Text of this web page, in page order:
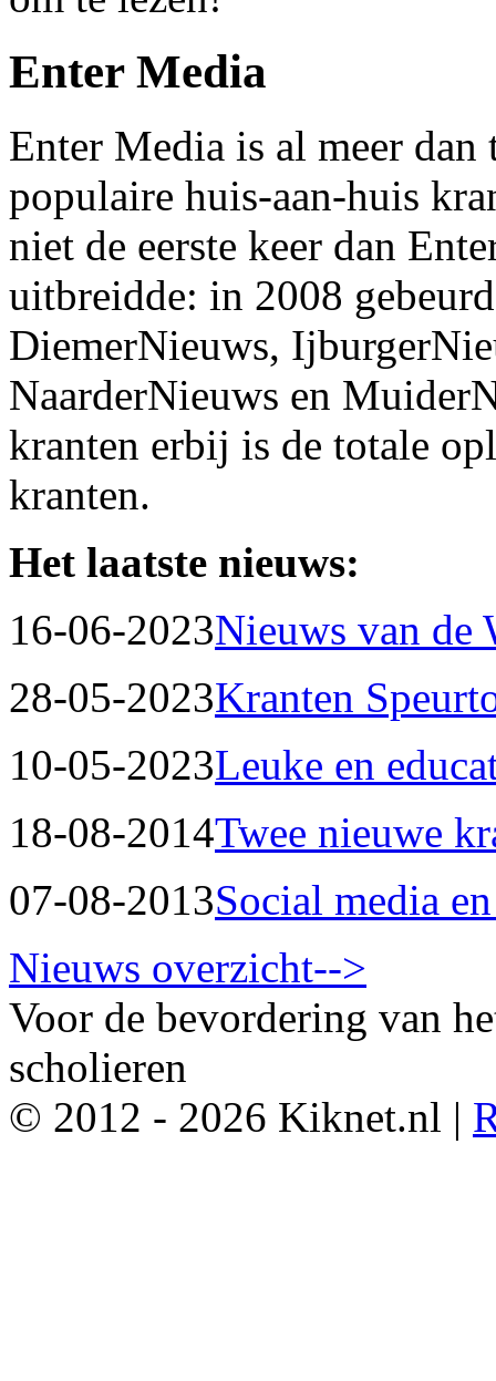
Enter Media
Enter Media is al meer
populaire huis-aan-huis
niet de eerste keer dan
uitbreidde: in 2008
DiemerNieuws,
NaarderNieuws en
kranten erbij is de totale
kranten.
Het laatste nieuws:
16-06-2023Nieuws van de
28-05-2023Kranten
10-05-2023Leuke en
18-08-2014Twee nieuwe
07-08-2013Social media
Nieuws overzicht-->
Voor de bevordering van
scholieren
© 2012 - 2026 Kiknet.nl |